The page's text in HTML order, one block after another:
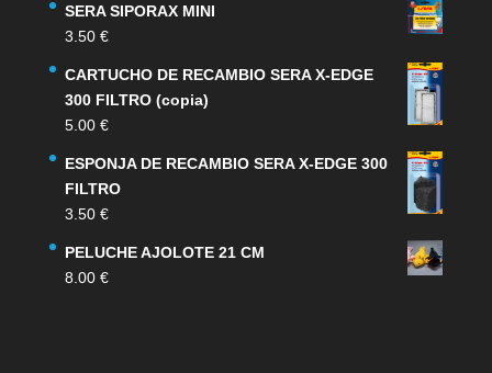
SERA SIPORAX MINI
3.50 €
CARTUCHO DE RECAMBIO SERA X-EDGE
300 FILTRO (copia)
5.00 €
ESPONJA DE RECAMBIO SERA X-EDGE 300
FILTRO
3.50 €
PELUCHE AJOLOTE 21 CM
8.00 €